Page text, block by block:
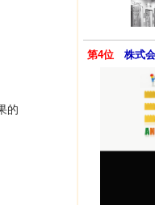
的
第4位 株式